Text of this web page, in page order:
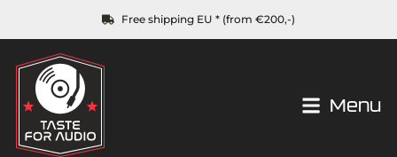
Free shipping EU * (from €200,-)
Menu